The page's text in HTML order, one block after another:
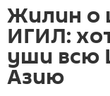
Жилин о
ИГИЛ:
уши всю
Азию